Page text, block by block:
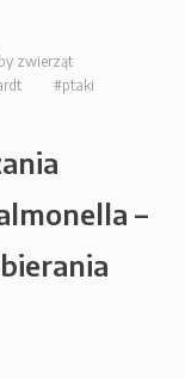
zwierząt
#ptaki
–